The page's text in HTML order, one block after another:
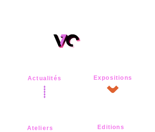
Actualités Expositions
Ateliers Editions